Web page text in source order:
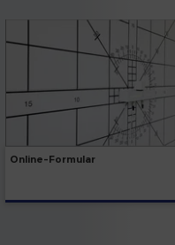
Online-Formular